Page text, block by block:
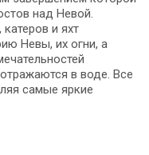
над Невой.
и яхт
Невы, их огни, а
в воде. Все
самые яркие